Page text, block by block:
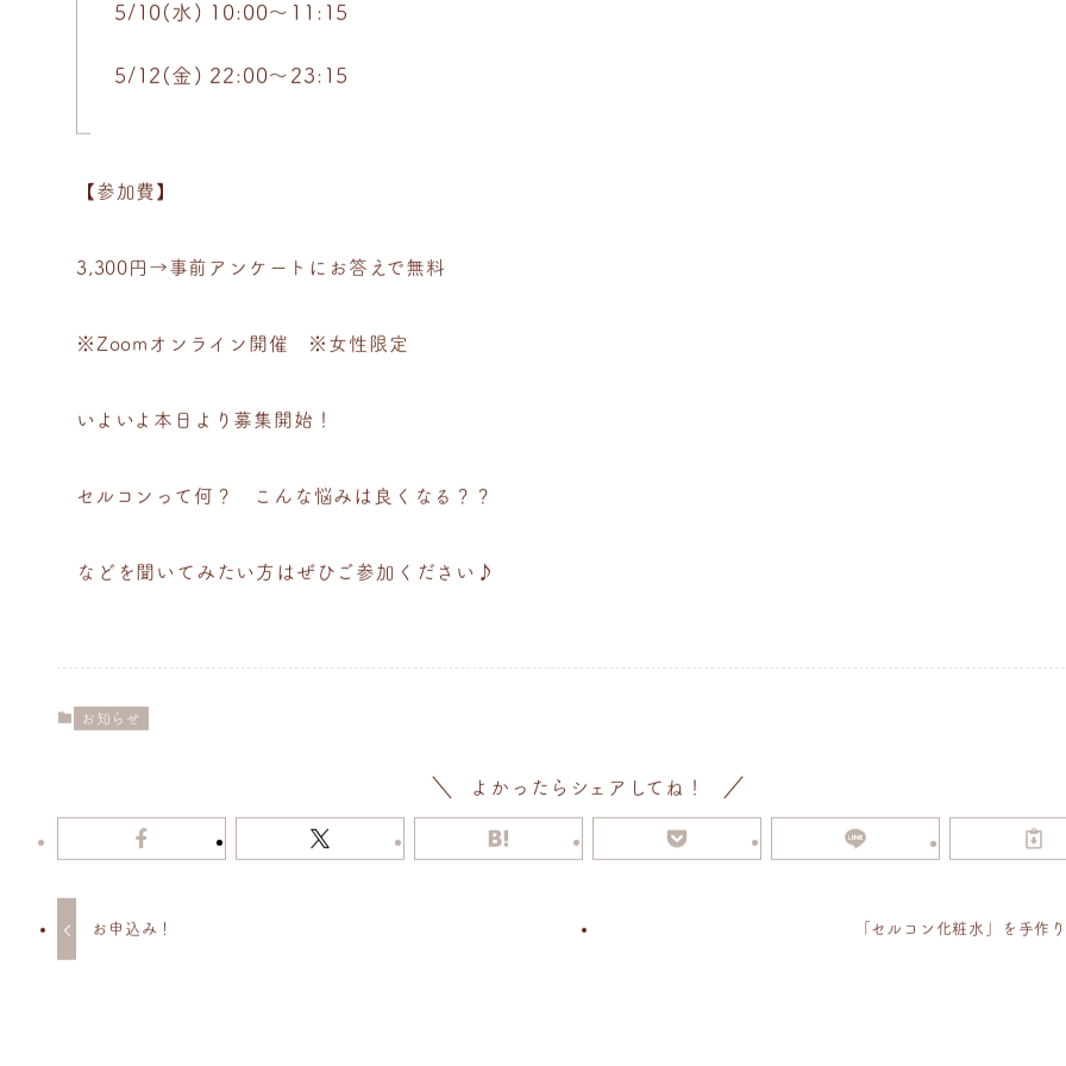
5/10(水) 10:00〜11:15
5/12(金) 22:00〜23:15
【参加費】
3,300円→事前アンケートにお答えで無料
※Zoomオンライン開催 ※女性限定
いよいよ本日より募集開始！
セルコンって何？ こんな悩みは良くなる？？
などを聞いてみたい方はぜひご参加ください♪
お知らせ
よかったらシェアしてね！
お申込み！ 「セルコン化粧水」を手作